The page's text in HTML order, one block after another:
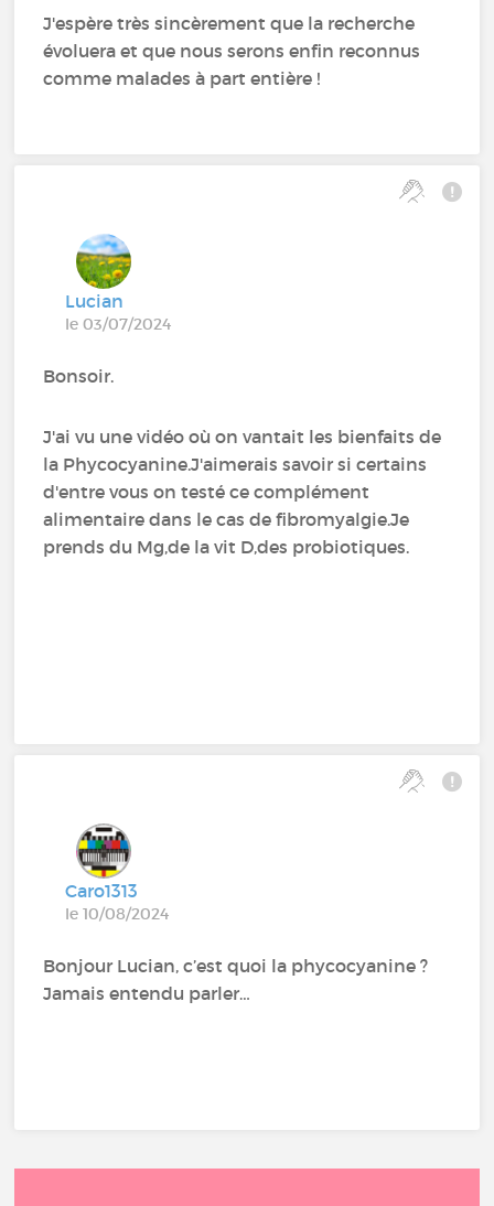
J'espère très sincèrement que la recherche
évoluera et que nous serons enfin reconnus
comme malades à part entière !
Lucian
le 03/07/2024
Bonsoir.
J'ai vu une vidéo où on vantait les bienfaits de
la Phycocyanine.J'aimerais savoir si certains
d'entre vous on testé ce complément
alimentaire dans le cas de fibromyalgie.Je
prends du Mg,de la vit D,des probiotiques.
Caro1313
le 10/08/2024
Bonjour Lucian, c’est quoi la phycocyanine ?
Jamais entendu parler…